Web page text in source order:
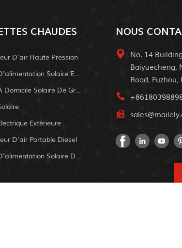
CHAUDES
D'air Haute Pression
Système D'alimentation Solaire Extérieur
Système À Domicile Solaire De Grille
Extérieure
D'air Portable Diesel
Système D'alimentation Solaire Domestique
NOUS
No. 14
Baiyuecheng,
Road, Fuzhou,